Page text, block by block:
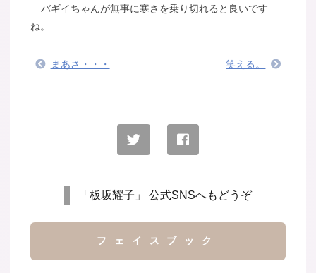
バギイちゃんが無事に寒さを乗り切れると良いです
ね。
まあさ・・・ 笑える。
「板坂耀子」 公式SNSへもどうぞ
フェイスブック